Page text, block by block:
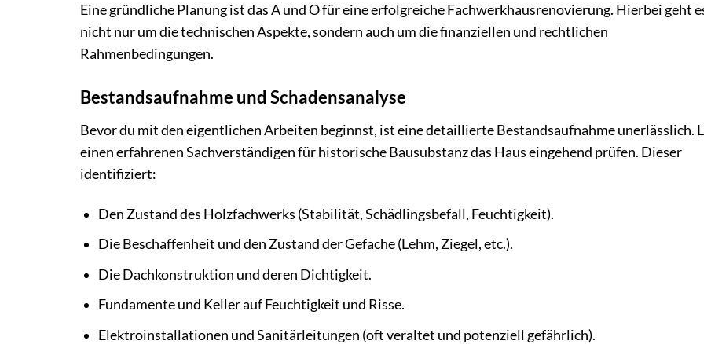
Eine gründliche Planung ist das A und O für eine erfolgreiche Fachwerkhausrenovierung. Hierbei geht
nicht nur um die technischen Aspekte, sondern auch um die finanziellen und rechtlichen
Rahmenbedingungen.
Bestandsaufnahme und Schadensanalyse
Bevor du mit den eigentlichen Arbeiten beginnst, ist eine detaillierte Bestandsaufnahme unerlässlich.
einen erfahrenen Sachverständigen für historische Bausubstanz das Haus eingehend prüfen. Dieser
identifiziert:
Den Zustand des Holzfachwerks (Stabilität, Schädlingsbefall, Feuchtigkeit).
Die Beschaffenheit und den Zustand der Gefache (Lehm, Ziegel, etc.).
Die Dachkonstruktion und deren Dichtigkeit.
Fundamente und Keller auf Feuchtigkeit und Risse.
Elektroinstallationen und Sanitärleitungen (oft veraltet und potenziell gefährlich).